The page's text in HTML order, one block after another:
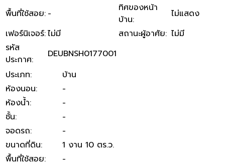
พื้นที่ใช้สอย: -
ทิศของหน้า
บ้าน:
ไม่แสดง
เฟอร์นิเจอร์:ไม่มี สถานะผู้อาศัย: ไม่มี
รหัส
ประกาศ:
DEUBNSH0177001
ประเภท:
บ้าน
ห้องนอน:
-
ห้องน้ำ:
-
ชั้น:
-
จอดรถ:
-
ขนาดที่ดิน:
1 งาน 10 ตร.ว.
พื้นที่ใช้สอย:
-